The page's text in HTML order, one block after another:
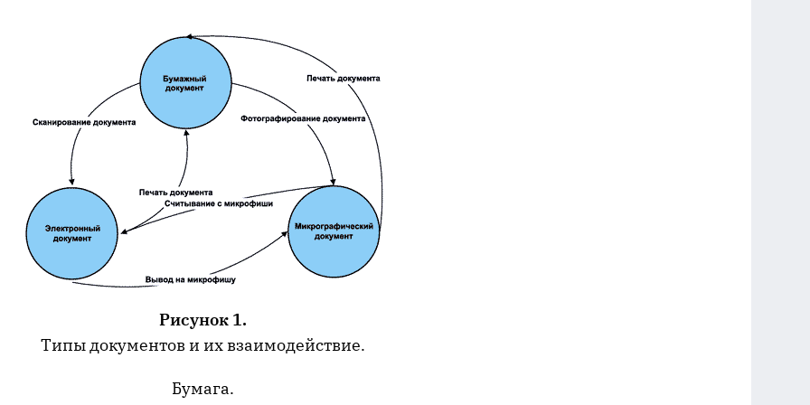
Рисунок 1.
Типы документов и их взаимодействие.
Бумага.